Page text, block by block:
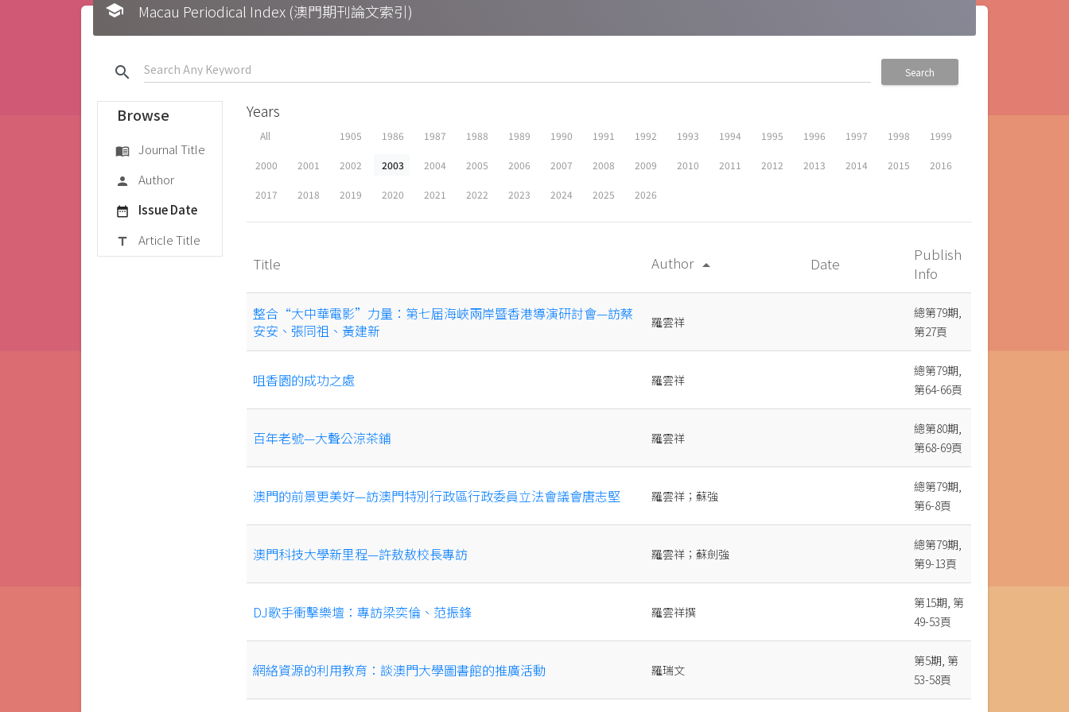
school Macau Periodical Index (澳門期刊論文索引)
search Search
Browse
menu_book Journal Title
person Author
date_range Issue Date
title Article Title
Years
All 1905 1986 1987 1988 1989 1990 1991 1992 1993 1994 1995 1996 1997 1998 1999
2000 2001 2002 2003 2004 2005 2006 2007 2008 2009 2010 2011 2012 2013 2014 2015 2016
2017 2018 2019 2020 2021 2022 2023 2024 2025 2026
Title Author arrow_drop_up Date
Publish
Info
整合“大中華電影”力量：第七届海峽兩岸暨香港導演研討會—訪蔡
安安、張同祖、黃建新
羅雲祥
總第79期,
第27頁
咀香園的成功之處 羅雲祥
總第79期,
第64-66頁
百年老號—大聲公涼茶鋪 羅雲祥
總第80期,
第68-69頁
澳門的前景更美好—訪澳門特別行政區行政委員立法會議會唐志堅 羅雲祥；蘇強
總第79期,
第6-8頁
澳門科技大學新里程—許敖敖校長專訪 羅雲祥；蘇劍強
總第79期,
第9-13頁
DJ歌手衝擊樂壇：專訪梁奕倫、范振鋒 羅雲祥撰
第15期, 第
49-53頁
網絡資源的利用教育：談澳門大學圖書館的推廣活動 羅瑞文
第5期, 第
53-58頁